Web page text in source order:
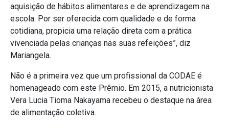
aquisição de hábitos alimentares e de aprendizagem na
escola. Por ser oferecida com qualidade e de forma
cotidiana, propicia uma relação direta com a prática
vivenciada pelas crianças nas suas refeições”, diz
Mariangela.
Não é a primeira vez que um profissional da CODAE é
homenageado com este Prêmio. Em 2015, a nutricionista
Vera Lucia Tioma Nakayama recebeu o destaque na área
de alimentação coletiva.